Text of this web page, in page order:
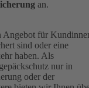
an.
Angebot für
sind oder eine
haben. Als
nur in
oder der